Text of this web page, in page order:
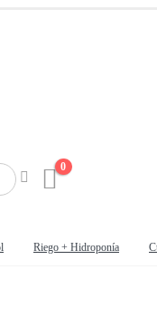
0
Riego + Hidroponía